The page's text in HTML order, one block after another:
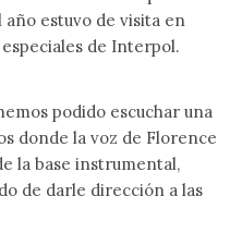
estuvo de visita en
de Interpol.
podido escuchar una
donde la voz de Florence
la base instrumental,
de darle dirección a las